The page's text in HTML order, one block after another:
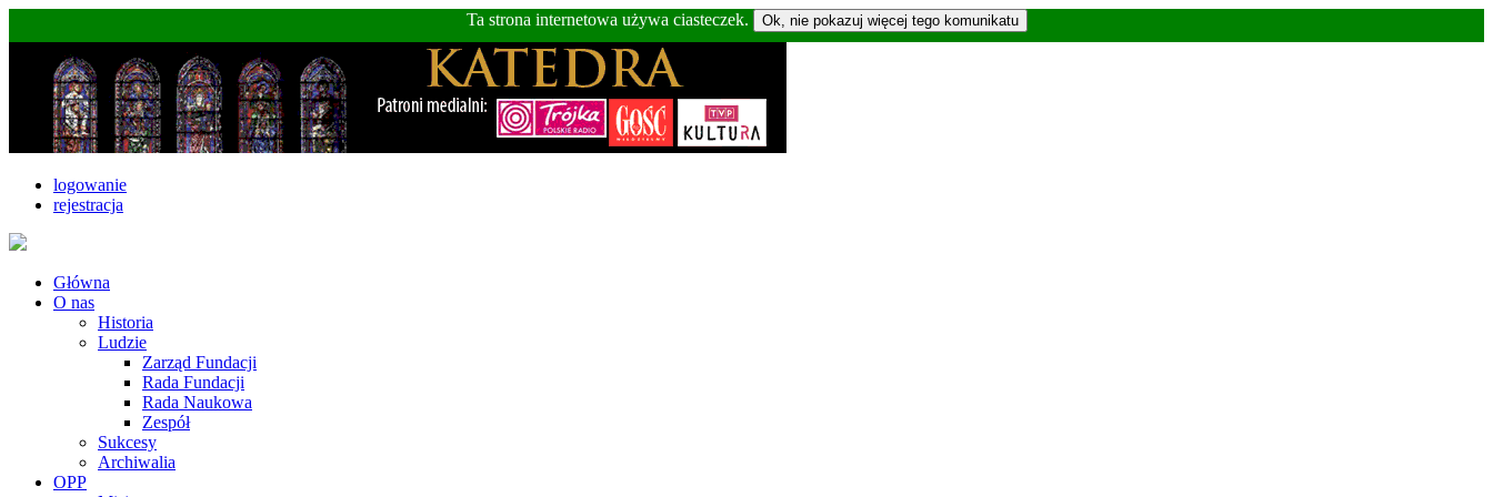
Ta strona internetowa używa ciasteczek.
logowanie
rejestracja
Główna
O nas
Historia
Ludzie
Zarząd Fundacji
Rada Fundacji
Rada Naukowa
Zespół
Sukcesy
Archiwalia
OPP